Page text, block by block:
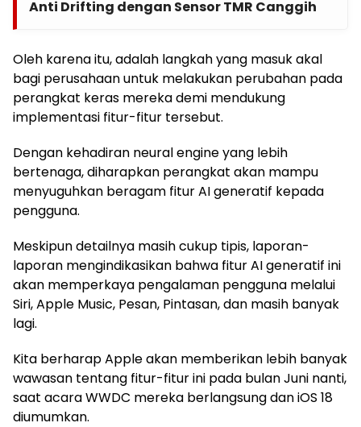
Anti Drifting dengan Sensor TMR Canggih
Oleh karena itu, adalah langkah yang masuk akal
bagi perusahaan untuk melakukan perubahan pada
perangkat keras mereka demi mendukung
implementasi fitur-fitur tersebut.
Dengan kehadiran neural engine yang lebih
bertenaga, diharapkan perangkat akan mampu
menyuguhkan beragam fitur AI generatif kepada
pengguna.
Meskipun detailnya masih cukup tipis, laporan-
laporan mengindikasikan bahwa fitur AI generatif ini
akan memperkaya pengalaman pengguna melalui
Siri, Apple Music, Pesan, Pintasan, dan masih banyak
lagi.
Kita berharap Apple akan memberikan lebih banyak
wawasan tentang fitur-fitur ini pada bulan Juni nanti,
saat acara WWDC mereka berlangsung dan iOS 18
diumumkan.